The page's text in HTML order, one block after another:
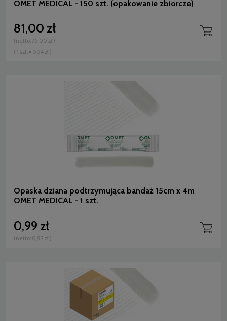
OMET MEDICAL - 150 szt. (opakowanie zbiorcze)
81,00 zł
(netto:75,00 zł )
( 1 szt. = 0,54 zł )
Opaska dziana podtrzymująca bandaż 15cm x 4m
OMET MEDICAL - 1 szt.
0,99 zł
(netto: 0,92 zł )